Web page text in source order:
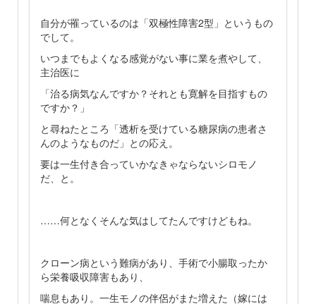
自分が罹っているのは「双極性障害2型」というもの
でして。
いつまでもよくなる感覚がない事に業を煮やして、
主治医に
「治る病気なんですか？それとも寛解を目指すもの
ですか？」
と尋ねたところ「透析を受けている糖尿病の患者さ
んのようなものだ」との応え。
要は一生付き合っていかなきゃならないシロモノ
だ、と。
……何となくそんな気はしてたんですけどもね。
クローン病という難病があり、手術で小腸取ったか
ら栄養吸収障害もあり、
喘息もあり。一生モノの伴侶がまた増えた（嫁には